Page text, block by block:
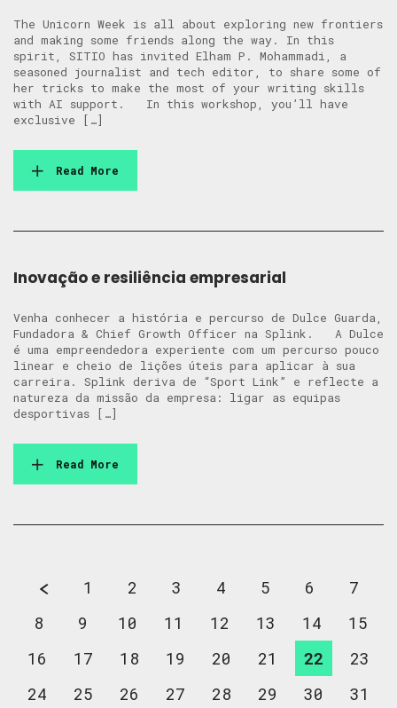
The Unicorn Week is all about exploring new frontiers
and making some friends along the way. In this
spirit, SITIO has invited Elham P. Mohammadi, a
seasoned journalist and tech editor, to share some of
her tricks to make the most of your writing skills
with AI support. In this workshop, you’ll have
exclusive […]
Read More
Inovação e resiliência empresarial
Venha conhecer a história e percurso de Dulce Guarda,
Fundadora & Chief Growth Officer na Splink. A Dulce
é uma empreendedora experiente com um percurso pouco
linear e cheio de lições úteis para aplicar à sua
carreira. Splink deriva de “Sport Link” e reflecte a
natureza da missão da empresa: ligar as equipas
desportivas […]
Read More
1 2 3 4 5 6
7
8
9 10 11 12 13 14
15
16
17 18 19 20 21 22
23
24
25 26 27 28 29 30
31